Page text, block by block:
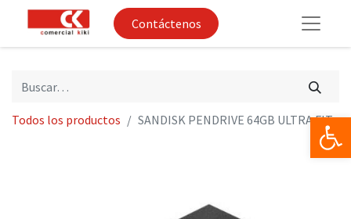
Contáctenos
Todos los productos SANDISK PENDRIVE 64GB ULTRA FIT